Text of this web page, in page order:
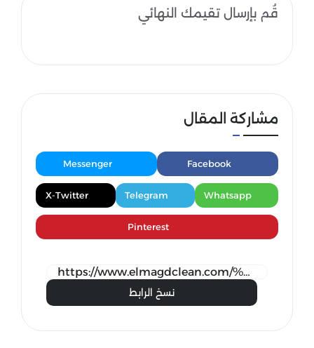
قُم بإرسال تقيمك النهائي
مشاركة المقال
Facebook
Messenger
Whatsapp
Telegram
X-Twitter
Pinterest
نسخ الرابط